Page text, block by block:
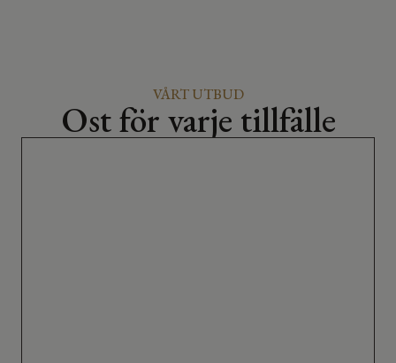
VÅRT UTBUD
Ost för varje tillfälle